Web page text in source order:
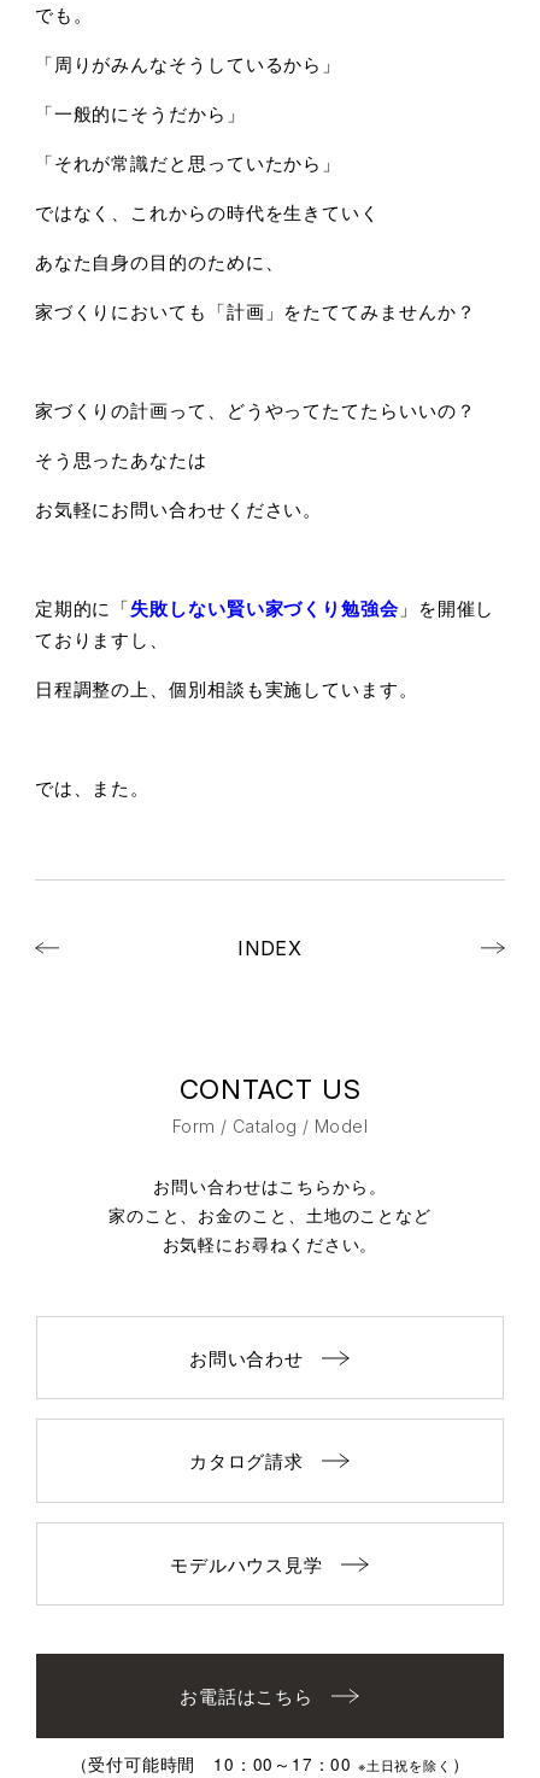
でも。
「周りがみんなそうしているから」
「一般的にそうだから」
「それが常識だと思っていたから」
ではなく、これからの時代を生きていく
あなた自身の目的のために、
家づくりにおいても「計画」をたててみませんか？
家づくりの計画って、どうやってたてたらいいの？
そう思ったあなたは
お気軽にお問い合わせください。
定期的に「失敗しない賢い家づくり勉強会」を開催し
ておりますし、
日程調整の上、個別相談も実施しています。
では、また。
INDEX
CONTACT US
Form / Catalog / Model
お問い合わせはこちらから。
家のこと、お金のこと、土地のことなど
お気軽にお尋ねください。
お問い合わせ
カタログ請求
モデルハウス見学
お電話はこちら
（受付可能時間 10：00～17：00 ※土日祝を除く ）